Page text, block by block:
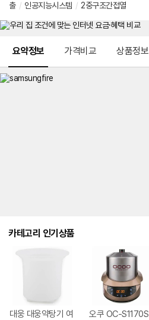
출 / 인공지능시스템 / 2중구조간접열
요약정보 가격비교 상품정보
카테고리 인기상품
대웅 대웅약탕기 여
오쿠 OC-S1170S